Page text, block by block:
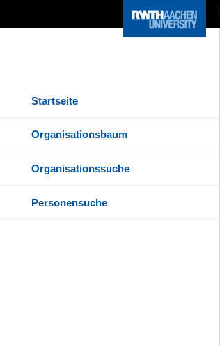
Startseite
Organisationsbaum
Organisationssuche
Personensuche